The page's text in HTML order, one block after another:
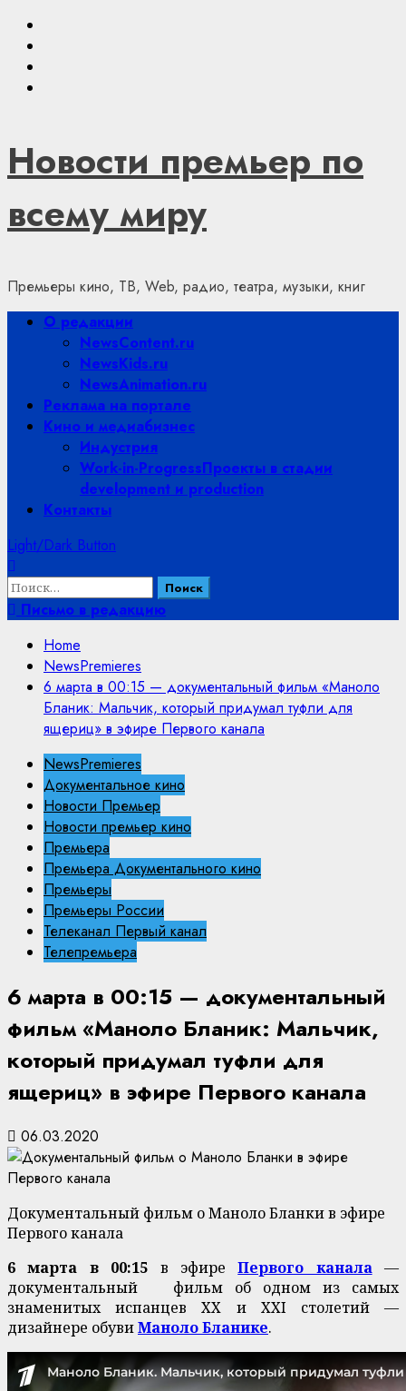
Skip
content
Новости премьер по
всему миру
Премьеры кино, ТВ, Web, радио, театра, музыки, книг
PrimaryО редакции
NewsContent.ru
NewsKids.ru
NewsAnimation.ru
Реклама на портале
Кино и медиабизнес
Индустрия
Work-in-ProgressПроекты в стадии
development и production
Контакты
Light/Dark Button
Найти:
Письмо в редакцию
Home
NewsPremieres
6 марта в 00:15 — документальный фильм «Маноло
Бланик: Мальчик, который придумал туфли для
ящериц» в эфире Первого канала
NewsPremieres
Документальное кино
Новости Премьер
Новости премьер кино
Премьера
Премьера Документального кино
Премьеры
Премьеры России
Телеканал Первый канал
Телепремьера
6 марта в 00:15 — документальный
фильм «Маноло Бланик: Мальчик,
который придумал туфли для
ящериц» в эфире Первого канала
06.03.2020
Документальный фильм о Маноло Бланки в эфире
Первого канала
6 марта в 00:15 в эфиреПервого канала—
документальный фильм об одном из самых
знаменитых испанцев XX и XXI столетий —
дизайнере обувиМаноло Бланике.